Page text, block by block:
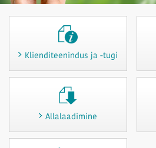
Klienditeenindus ja -tugi
Allalaadimine